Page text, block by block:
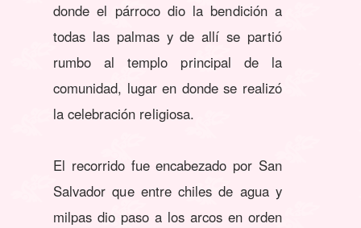
donde el párroco dio la bendición a
todas las palmas y de allí se partió
rumbo al templo principal de la
comunidad, lugar en donde se realizó
la celebración religiosa.
El recorrido fue encabezado por San
Salvador que entre chiles de agua y
milpas dio paso a los arcos en orden